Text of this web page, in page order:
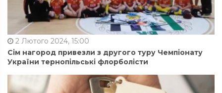
2 Лютого 2024, 15:00
Сім нагород привезли з другого туру Чемпіонату
України тернопільські флорболісти